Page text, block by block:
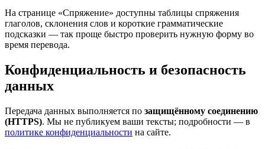
На странице «Спряжение» доступны таблицы спряжения
глаголов, склонения слов и короткие грамматические
подсказки — так проще быстро проверить нужную форму во
время перевода.
Конфиденциальность и безопасность
данных
Передача данных выполняется по защищённому соединению
(HTTPS). Мы не публикуем ваши тексты; подробности — в
политике конфиденциальности на сайте.